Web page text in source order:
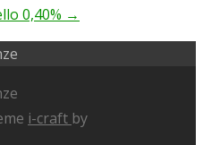
0,40% →
i-craft by